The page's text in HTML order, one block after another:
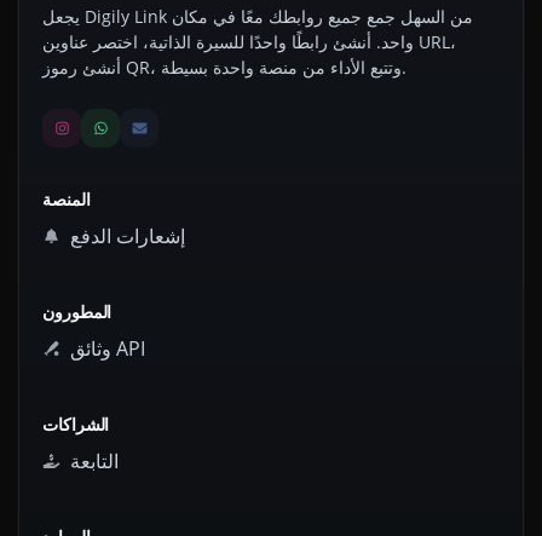
يجعل Digily Link من السهل جمع جميع روابطك معًا في مكان
واحد. أنشئ رابطًا واحدًا للسيرة الذاتية، اختصر عناوين URL،
أنشئ رموز QR، وتتبع الأداء من منصة واحدة بسيطة.
المنصة
إشعارات الدفع
المطورون
وثائق API
الشراكات
التابعة